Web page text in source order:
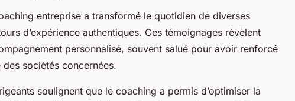
entreprise a transformé le quotidien de diverses
d’expérience authentiques. Ces témoignages révèlent
personnalisé, souvent salué pour avoir renforcé
sociétés concernées.
soulignent que le coaching a permis d’optimiser la